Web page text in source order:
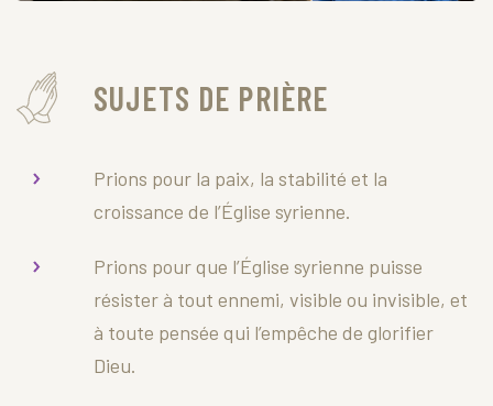
SUJETS DE PRIÈRE
Prions pour la paix, la stabilité et la
croissance de l’Église syrienne.
Prions pour que l’Église syrienne puisse
résister à tout ennemi, visible ou invisible, et
à toute pensée qui l’empêche de glorifier
Dieu.